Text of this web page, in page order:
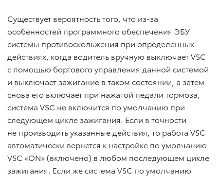
Существует вероятность того, что из-за
особенностей программного обеспечения ЭБУ
системы противоскольжения при определенных
действиях, когда водитель вручную выключает VSC
с помощью бортового управления данной системой
и выключает зажигание в таком состоянии, а затем
снова его включает при нажатой педали тормоза,
система VSC не включится по умолчанию при
следующем цикле зажигания. Если в точности
не производить указанные действия, то работа VSC
автоматически вернется к настройке по умолчанию
VSC «ON» (включено) в любом последующем цикле
зажигания. Если же система VSC по умолчанию